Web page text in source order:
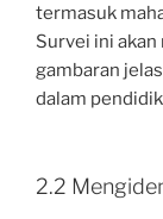
termasuk
Survei ini
gambaran
dalam
2.2